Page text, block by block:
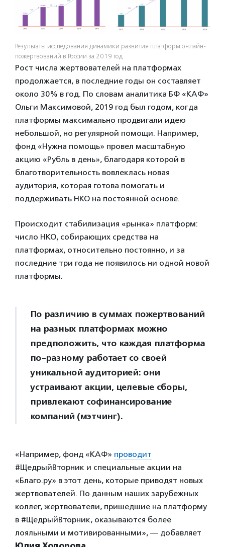
Результаты исследования динамики развития платформ онлайн-
пожертвований в России за 2019 год
Рост числа жертвователей на платформах
продолжается, в последние годы он составляет
около 30% в год. По словам аналитика БФ «КАФ»
Ольги Максимовой, 2019 год был годом, когда
платформы максимально продвигали идею
небольшой, но регулярной помощи. Например,
фонд «Нужна помощь» провел масштабную
акцию «Рубль в день», благодаря которой в
благотворительность вовлеклась новая
аудитория, которая готова помогать и
поддерживать НКО на постоянной основе.
Происходит стабилизация «рынка» платформ:
число НКО, собирающих средства на
платформах, относительно постоянно, и за
последние три года не появилось ни одной новой
платформы.
По различию в суммах пожертвований
на разных платформах можно
предположить, что каждая платформа
по-разному работает со своей
уникальной аудиторией: они
устраивают акции, целевые сборы,
привлекают софинансирование
компаний (мэтчинг).
«Например, фонд «КАФ» проводит
#ЩедрыйВторник и специальные акции на
«Благо.ру» в этот день, которые приводят новых
жертвователей. По данным наших зарубежных
коллег, жертвователи, пришедшие на платформу
в #ЩедрыйВторник, оказываются более
лояльными и мотивированными», — добавляет